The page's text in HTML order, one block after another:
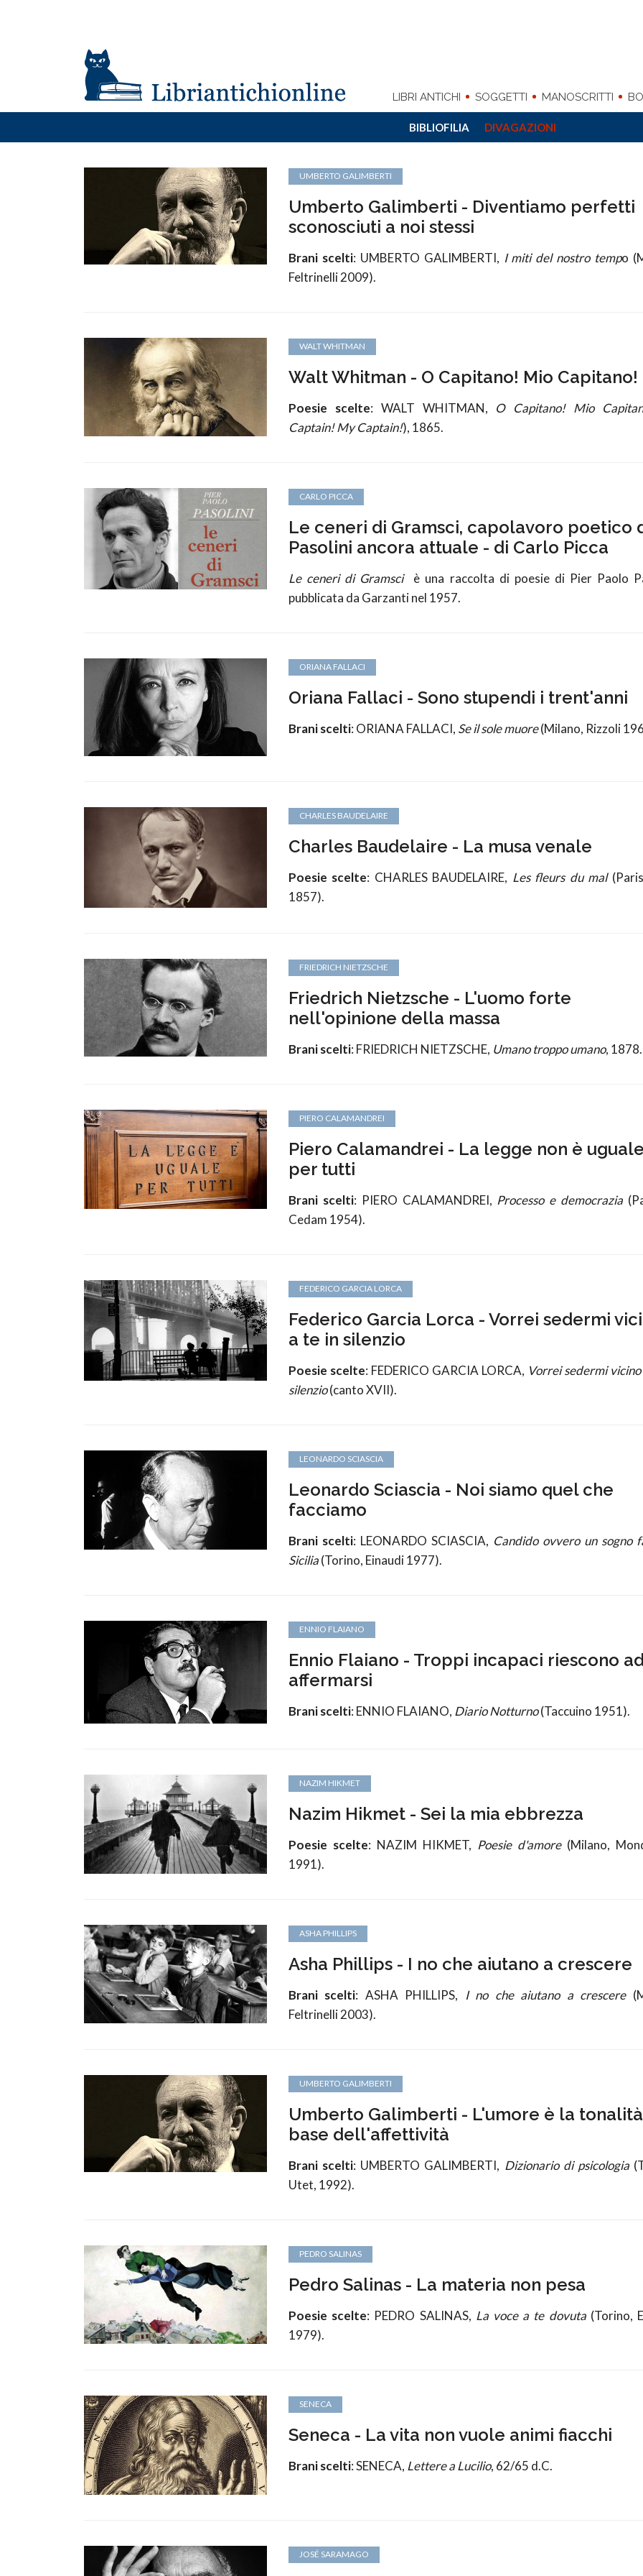
LIBRI ANTICHI SOGGETTI MANOSCRITTI
BIBLIOFILIA DIVAGAZIONI
UMBERTO GALIMBERTI
Umberto Galimberti - Diventiamo perfetti
sconosciuti a noi stessi
Brani scelti: UMBERTO GALIMBERTI, I miti del nostro tempo
Feltrinelli 2009).
WALT WHITMAN
Walt Whitman - O Capitano! Mio Capitano!
Poesie scelte: WALT WHITMAN, O Capitano! Mio
Captain! My Captain!), 1865.
CARLO PICCA
Le ceneri di Gramsci, capolavoro poetico
Pasolini ancora attuale - di Carlo Picca
Le ceneri di Gramsciè una raccolta di poesie di Pier Paolo
pubblicata da Garzanti nel 1957.
ORIANA FALLACI
Oriana Fallaci - Sono stupendi i trent'anni
Brani scelti: ORIANA FALLACI, Se il sole muore(Milano, Rizzoli
CHARLES BAUDELAIRE
Charles Baudelaire - La musa venale
Poesie scelte: CHARLES BAUDELAIRE, Les fleurs du mal
1857).
FRIEDRICH NIETZSCHE
Friedrich Nietzsche - L'uomo forte
nell'opinione della massa
Brani scelti: FRIEDRICH NIETZSCHE, Umano troppo umano, 1878.
PIERO CALAMANDREI
Piero Calamandrei - La legge non è uguale
per tutti
Brani scelti: PIERO CALAMANDREI, Processo e democrazia
Cedam 1954).
FEDERICO GARCIA LORCA
Federico Garcia Lorca - Vorrei sedermi
a te in silenzio
Poesie scelte: FEDERICO GARCIA LORCA, Vorrei sedermi
silenzio(canto XVII).
LEONARDO SCIASCIA
Leonardo Sciascia - Noi siamo quel che
facciamo
Brani scelti: LEONARDO SCIASCIA, Candido ovvero un sogno
Sicilia(Torino, Einaudi 1977).
ENNIO FLAIANO
Ennio Flaiano - Troppi incapaci riescono ad
affermarsi
Brani scelti: ENNIO FLAIANO, Diario Notturno(Taccuino 1951).
NAZIM HIKMET
Nazim Hikmet - Sei la mia ebbrezza
Poesie scelte: NAZIM HIKMET, Poesie d'amore(Milano,
1991).
ASHA PHILLIPS
Asha Phillips - I no che aiutano a crescere
Brani scelti: ASHA PHILLIPS, I no che aiutano a crescere
Feltrinelli 2003).
UMBERTO GALIMBERTI
Umberto Galimberti - L'umore è la
base dell'affettività
Brani scelti: UMBERTO GALIMBERTI, Dizionario di psicologia
Utet, 1992).
PEDRO SALINAS
Pedro Salinas - La materia non pesa
Poesie scelte: PEDRO SALINAS, La voce a te dovuta(Torino,
1979).
SENECA
Seneca - La vita non vuole animi fiacchi
Brani scelti: SENECA, Lettere a Lucilio, 62/65 d.C.
JOSÉ SARAMAGO